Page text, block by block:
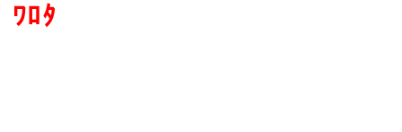
ﾜﾛﾀ